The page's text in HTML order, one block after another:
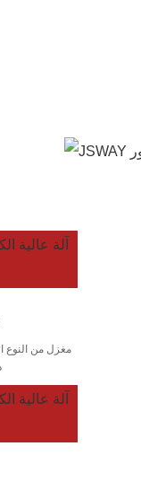
شعاعي ينفد من المغزل<3um دقة الفهرسة هي ±0.015 درجة